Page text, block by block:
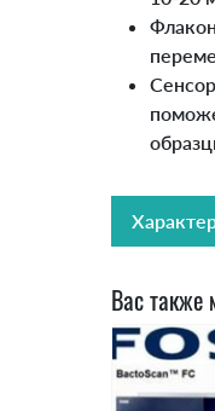
Вас также